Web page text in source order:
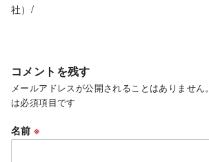
社）/
コメントを残す
メールアドレスが公開されることはありません。
は必須項目です
名前※